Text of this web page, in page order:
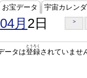
お宝データ 宇宙カレン
月 2日 >
ータは登録
とうろく
されていませ